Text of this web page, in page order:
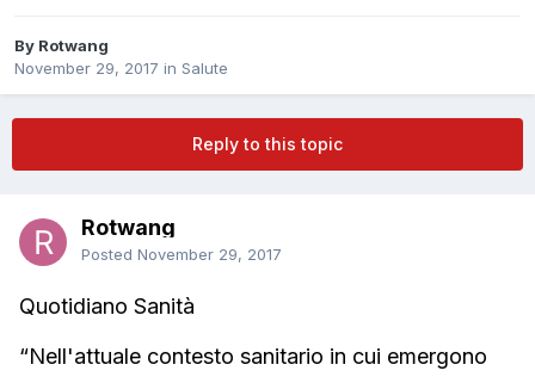
By Rotwang
November 29, 2017 in Salute
Reply to this topic
Rotwang
Posted November 29, 2017
Quotidiano Sanità
“Nell'attuale contesto sanitario in cui emergono